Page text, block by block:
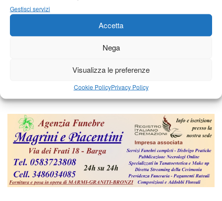
Gestisci servizi
Accetta
Nega
Visualizza le preferenze
Cookie PolicyPrivacy Policy